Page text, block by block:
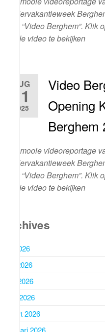
Kindervakantieweek
door “Video Berghem”.
om de video te bekijken
AUG
11
2025
Video
Opening
Berghem
Een mooie videoreportage
Kindervakantieweek
door “Video Berghem”.
om de video te bekijken
Archives
juli 2026
juni 2026
mei 2026
april 2026
maart 2026